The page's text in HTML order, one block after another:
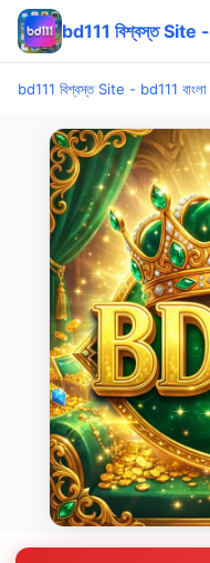
bd111 বিশ্বস্ত Site
bd111 বিশ্বস্ত Site - bd111